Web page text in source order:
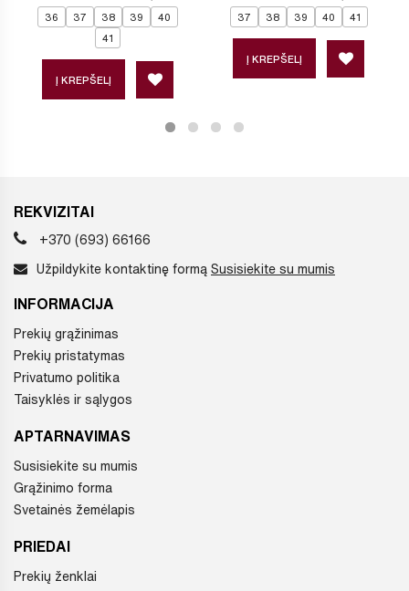
36 37 38 39 40
41
Į KREPŠELĮ
37 38 39 40 41
Į KREPŠELĮ
REKVIZITAI
+370 (693) 66166
Užpildykite kontaktinę formą Susisiekite su mumis
INFORMACIJA
Prekių grąžinimas
Prekių pristatymas
Privatumo politika
Taisyklės ir sąlygos
APTARNAVIMAS
Susisiekite su mumis
Grąžinimo forma
Svetainės žemėlapis
PRIEDAI
Prekių ženklai